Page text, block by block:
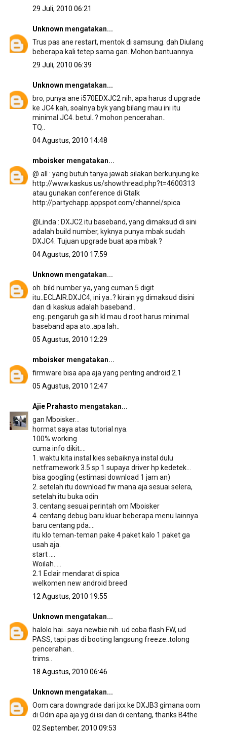
29 Juli, 2010 06:21
Unknown mengatakan...
Trus pas ane restart, mentok di samsung. dah Diulang
beberapa kali tetep sama gan. Mohon bantuannya.
29 Juli, 2010 06:39
Unknown mengatakan...
bro, punya ane i570EDXJC2 nih, apa harus d upgrade
ke JC4 kah, soalnya byk yang bilang mau ini itu
minimal JC4. betul..? mohon pencerahan..
TQ..
04 Agustus, 2010 14:48
mboisker mengatakan...
@ all : yang butuh tanya jawab silakan berkunjung ke
http://www.kaskus.us/showthread.php?t=4600313
atau gunakan conference di Gtalk
http://partychapp.appspot.com/channel/spica
@Linda : DXJC2 itu baseband, yang dimaksud di sini
adalah build number, kyknya punya mbak sudah
DXJC4. Tujuan upgrade buat apa mbak ?
04 Agustus, 2010 17:59
Unknown mengatakan...
oh..bild number ya, yang cuman 5 digit
itu..ECLAIR.DXJC4, ini ya..? kirain yg dimaksud disini
dan di kaskus adalah baseband..
eng..pengaruh ga sih kl mau d root harus minimal
baseband apa ato..apa lah..
05 Agustus, 2010 12:29
mboisker mengatakan...
firmware bisa apa aja yang penting android 2.1
05 Agustus, 2010 12:47
Ajie Prahasto mengatakan...
gan Mboisker...
hormat saya atas tutorial nya.
100% working
cuma info dikit....
1. waktu kita instal kies sebaiknya instal dulu
netframework 3.5 sp 1 supaya driver hp kedetek...
bisa googling (estimasi download 1 jam an)
2. setelah itu download fw mana aja sesuai selera,
setelah itu buka odin
3. centang sesuai perintah om Mboisker
4. centang debug baru kluar beberapa menu lainnya.
baru centang pda....
itu klo teman-teman pake 4 paket kalo 1 paket ga
usah aja.
start ....
Woilah.....
2.1 Eclair mendarat di spica
welkomen new android breed
12 Agustus, 2010 19:55
Unknown mengatakan...
halolo hai...saya newbie nih..ud coba flash FW, ud
PASS, tapi pas di booting langsung freeze..tolong
pencerahan..
trims..
18 Agustus, 2010 06:46
Unknown mengatakan...
Oom cara downgrade dari jxx ke DXJB3 gimana oom
di Odin apa aja yg di isi dan di centang, thanks B4the
02 September, 2010 09:53